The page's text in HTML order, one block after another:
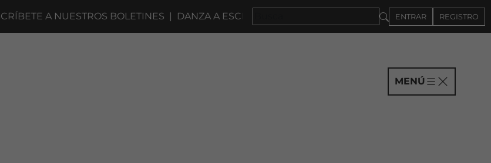
A NUESTROS BOLETINES |DANZA A ESCENA 2027 · CONVOCATORIA A COMPAÑÍAS HASTA EL
ENTRAR REGISTRO
MENÚ